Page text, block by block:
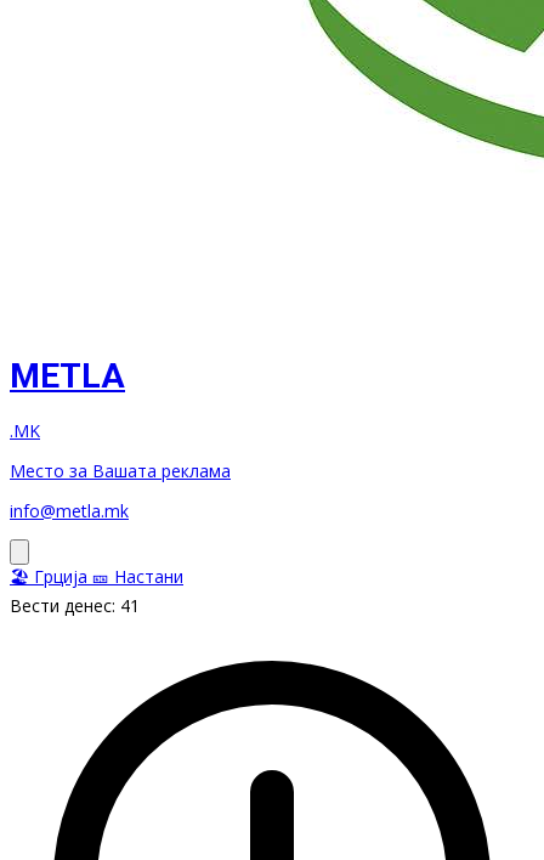
METLA
.MK
Место за Вашата реклама
info@metla.mk
🏖️ Грција 🎫 Настани
Вести денес: 41